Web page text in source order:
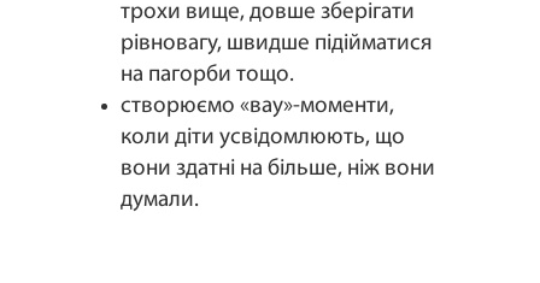
трохи вище, довше зберігати
рівновагу, швидше підійматися
на пагорби тощо.
створюємо «вау»-моменти,
коли діти усвідомлюють, що
вони здатні на більше, ніж вони
думали.